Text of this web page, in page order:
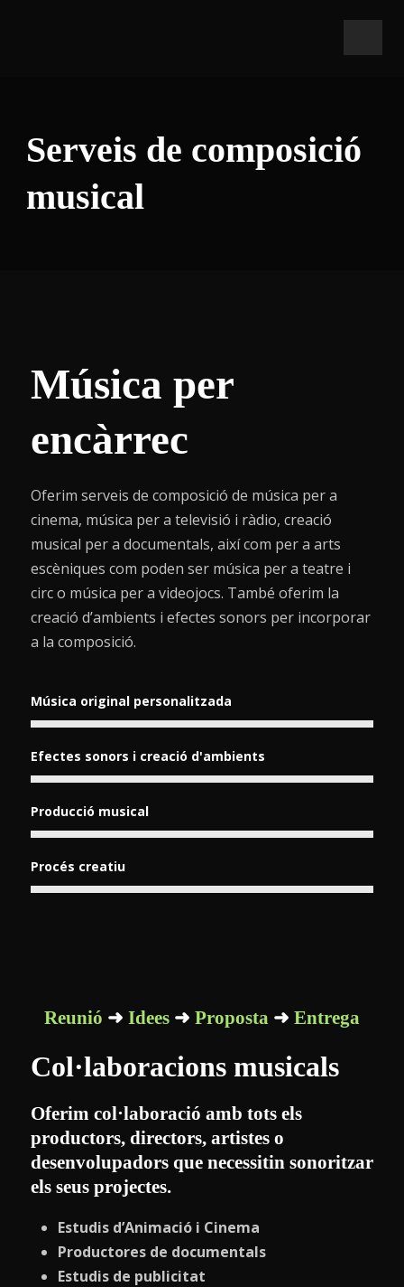
Serveis de composició
musical
Música per
encàrrec
Oferim serveis de composició de música per a
cinema, música per a televisió i ràdio, creació
musical per a documentals, així com per a arts
escèniques com poden ser música per a teatre i
circ o música per a videojocs. També oferim la
creació d’ambients i efectes sonors per incorporar
a la composició.
Música original personalitzada
Efectes sonors i creació d'ambients
Producció musical
Procés creatiu
Reunió ➜ Idees ➜ Proposta ➜ Entrega
Col·laboracions musicals
Oferim col·laboració amb tots els
productors, directors, artistes o
desenvolupadors que necessitin sonoritzar
els seus projectes.
Estudis d’Animació i Cinema
Productores de documentals
Estudis de publicitat